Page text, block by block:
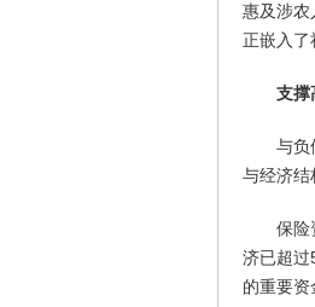
惠及涉农
正嵌入了
支撑
与负
与经济结
保险
济已超过
的重要资